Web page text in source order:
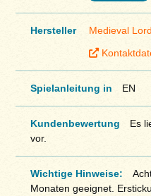
Hersteller Medieval
Spielanleitung in EN
Kundenbewertung
Es
vor.
Wichtige Hinweise:
Monaten geeignet.